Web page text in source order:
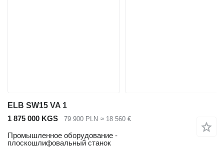
ELB SW15 VA 1
1 875 000 KGS
79 900 PLN ≈ 18 560 €
Промышленное оборудование -
плоскошлифовальный станок